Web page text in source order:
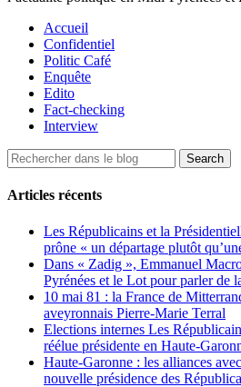
Accueil
Confidentiel
Politic Café
Enquête
Edito
Fact-checking
Interview
Articles récents
Les Républicains et la
prône « un départage plutôt
Dans « Zadig », Emmanuel
Pyrénées et le Lot pour parler de
10 mai 81 : la France de
aveyronnais Pierre-Marie Terral
Elections internes Les
réélue présidente en Haute-
Haute-Garonne : les alliances
nouvelle présidence des